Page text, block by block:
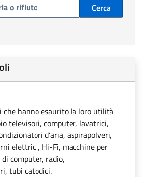
Cerca
che hanno esaurito la loro utilità
televisori, computer, lavatrici,
d’aria, aspirapolveri,
elettrici, Hi-Fi, macchine per
computer, radio,
tubi catodici.